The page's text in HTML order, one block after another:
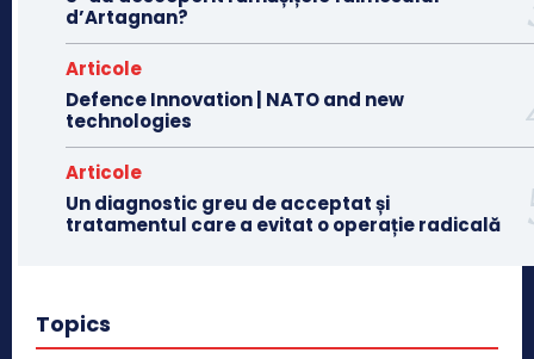
d’Artagnan?
Articole
Defence Innovation | NATO and new
technologies
Articole
Un diagnostic greu de acceptat și
tratamentul care a evitat o operație radicală
Topics